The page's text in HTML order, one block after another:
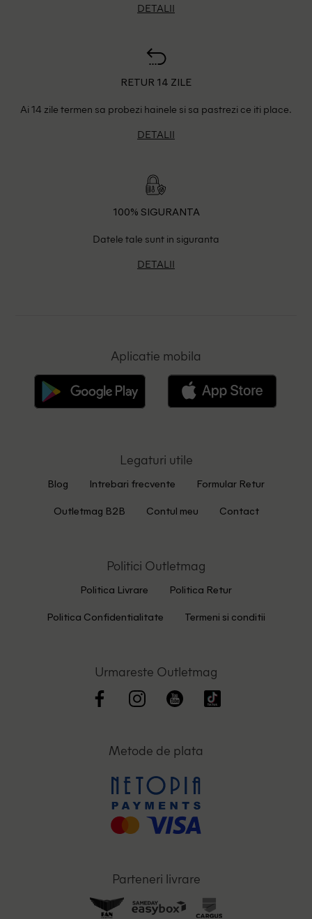
DETALII
RETUR 14 ZILE
Ai 14 zile termen sa probezi hainele si sa pastrezi ce iti place.
DETALII
100% SIGURANTA
Datele tale sunt in siguranta
DETALII
Aplicatie mobila
Legaturi utile
Blog Intrebari frecvente Formular Retur
Outletmag B2B Contul meu Contact
Politici Outletmag
Politica Livrare Politica Retur
Politica Confidentialitate Termeni si conditii
Urmareste Outletmag
Metode de plata
Parteneri livrare